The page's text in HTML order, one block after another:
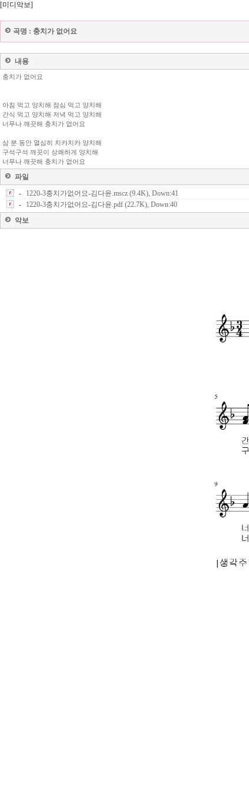
[미디악보]
곡명 : 충치가 없어요
내용
충치가 없어요
아침 먹고 양치해 점심 먹고 양치해
간식 먹고 양치해 저녁 먹고 양치해
너무나 깨끗해 충치가 없어요
삼 분 동안 열심히 치카치카 양치해
구석구석 깨끗이 상쾌하게 양치해
너무나 깨끗해 충치가 없어요
파일
-
1220-3충치가없어요-김다윤.mscz (9.4K), Down:41
-
1220-3충치가없어요-김다윤.pdf (22.7K), Down:40
악보